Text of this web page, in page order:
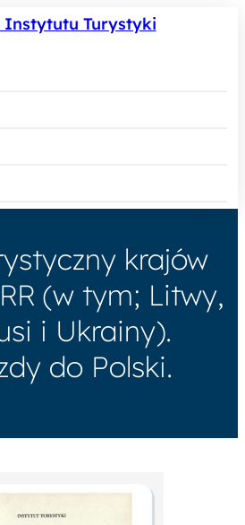
Instytutu Turystyki
krajów
(w tym; Litwy,
i Ukrainy).
do Polski.